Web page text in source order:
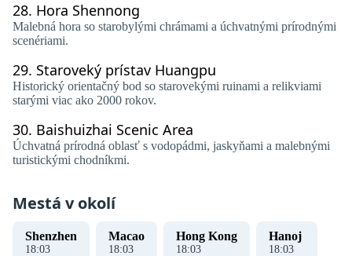
28. Hora Shennong
Malebná hora so starobylými chrámami a úchvatnými prírodnými
scenériami.
29. Staroveký prístav Huangpu
Historický orientačný bod so starovekými ruinami a relikviami
starými viac ako 2000 rokov.
30. Baishuizhai Scenic Area
Úchvatná prírodná oblasť s vodopádmi, jaskyňami a malebnými
turistickými chodníkmi.
Mestá v okolí
Shenzhen
18:03
Macao
18:03
Hong Kong
18:03
Hanoj ​​
18:03